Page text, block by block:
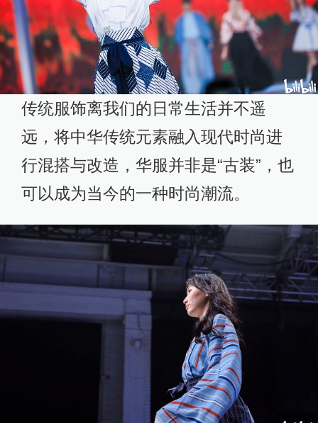
传统服饰离我们的日常生活并不遥
远，将中华传统元素融入现代时尚进
行混搭与改造，华服并非是“古装”，也
可以成为当今的一种时尚潮流。